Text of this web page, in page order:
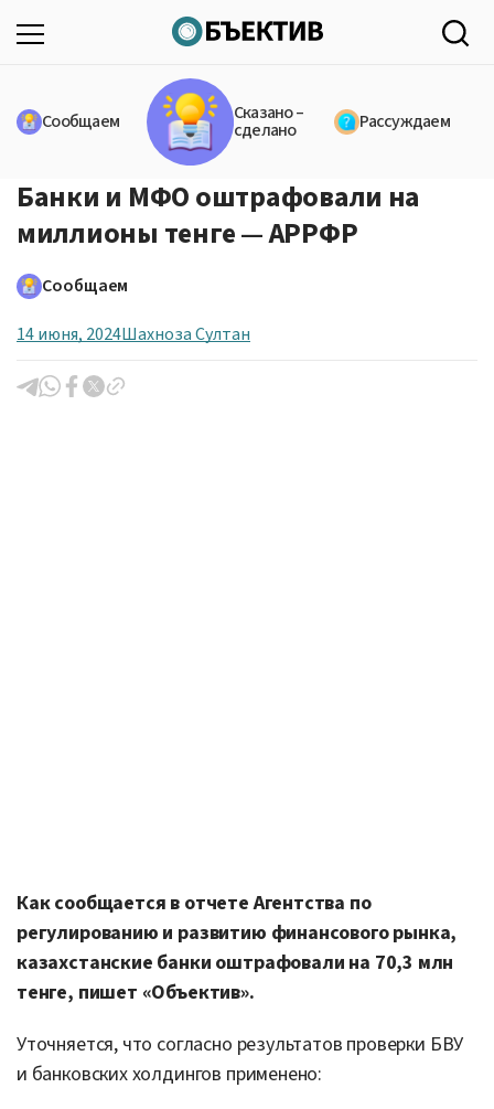
Сообщаем Сказано –
сделано Рассуждаем
Банки и МФО оштрафовали на
миллионы тенге — АРРФР
Сообщаем
14 июня, 2024Шахноза Султан
Как сообщается в отчете Агентства по
регулированию и развитию финансового рынка,
казахстанские банки оштрафовали на 70,3 млн
тенге, пишет «Объектив».
Уточняется, что согласно результатов проверки БВУ
и банковских холдингов применено: